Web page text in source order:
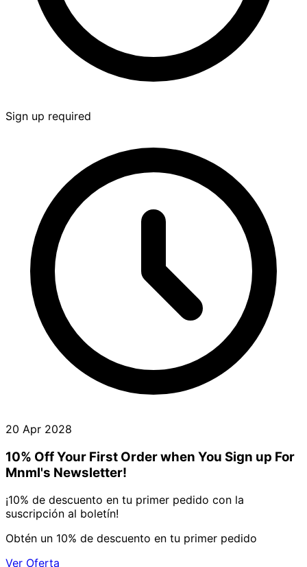
Sign up required
20 Apr 2028
10% Off Your First Order when You Sign up For
Mnml's Newsletter!
¡10% de descuento en tu primer pedido con la
suscripción al boletín!
Obtén un 10% de descuento en tu primer pedido
Ver Oferta